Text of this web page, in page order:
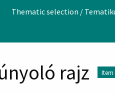
Thematic selection /
rajz Item